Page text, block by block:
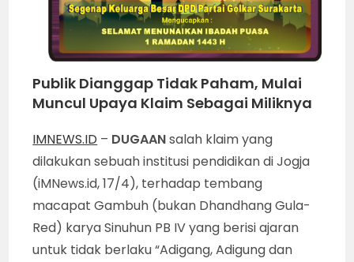
Publik Dianggap Tidak Paham, Mulai
Muncul Upaya Klaim Sebagai Miliknya
IMNEWS.ID – DUGAANsalah klaim yang
dilakukan sebuah institusi pendidikan di Jogja
(iMNews.id, 17/4), terhadap tembang
macapat Gambuh (bukan Dhandhang Gula-
Red) karya Sinuhun PB IV yang berisi ajaran
untuk tidak berlaku “Adigang, Adigung dan